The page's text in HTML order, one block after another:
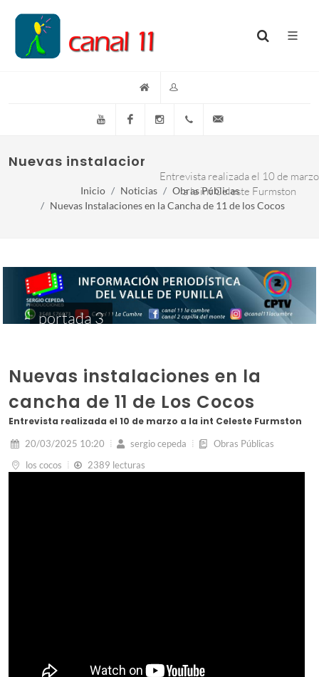
YouTube FacebookInstagram(+54)(9)3548-576073
Nuevas instalaciones en la cancha de 11
Entrevista realizada el 10 de marzo
a la int Celeste Furmston
Inicio Noticias
Obras Públicas
Nuevas Instalaciones en la Cancha de 11 de los Cocos
portada 3
Nuevas instalaciones en la
cancha de 11 de Los Cocos
Entrevista realizada el 10 de marzo a la int Celeste Furmston
20/03/2025 10:20 sergio cepeda
Obras Públicas
los cocos
2389 lecturas